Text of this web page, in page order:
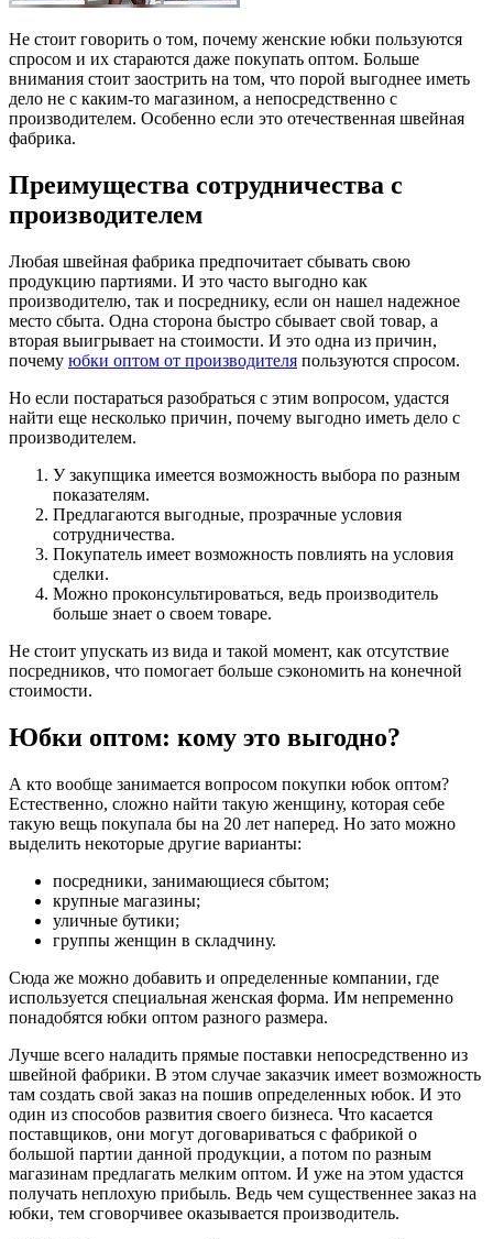
Не стоит говорить о том, почему женские юбки пользуются
спросом и их стараются даже покупать оптом. Больше
внимания стоит заострить на том, что порой выгоднее иметь
дело не с каким-то магазином, а непосредственно с
производителем. Особенно если это отечественная швейная
фабрика.
Преимущества сотрудничества с
производителем
Любая швейная фабрика предпочитает сбывать свою
продукцию партиями. И это часто выгодно как
производителю, так и посреднику, если он нашел надежное
место сбыта. Одна сторона быстро сбывает свой товар, а
вторая выигрывает на стоимости. И это одна из причин,
почему юбки оптом от производителя пользуются спросом.
Но если постараться разобраться с этим вопросом, удастся
найти еще несколько причин, почему выгодно иметь дело с
производителем.
У закупщика имеется возможность выбора по разным
показателям.
Предлагаются выгодные, прозрачные условия
сотрудничества.
Покупатель имеет возможность повлиять на условия
сделки.
Можно проконсультироваться, ведь производитель
больше знает о своем товаре.
Не стоит упускать из вида и такой момент, как отсутствие
посредников, что помогает больше сэкономить на конечной
стоимости.
Юбки оптом: кому это выгодно?
А кто вообще занимается вопросом покупки юбок оптом?
Естественно, сложно найти такую женщину, которая себе
такую вещь покупала бы на 20 лет наперед. Но зато можно
выделить некоторые другие варианты:
посредники, занимающиеся сбытом;
крупные магазины;
уличные бутики;
группы женщин в складчину.
Сюда же можно добавить и определенные компании, где
используется специальная женская форма. Им непременно
понадобятся юбки оптом разного размера.
Лучше всего наладить прямые поставки непосредственно из
швейной фабрики. В этом случае заказчик имеет возможность
там создать свой заказ на пошив определенных юбок. И это
один из способов развития своего бизнеса. Что касается
поставщиков, они могут договариваться с фабрикой о
большой партии данной продукции, а потом по разным
магазинам предлагать мелким оптом. И уже на этом удастся
получать неплохую прибыль. Ведь чем существеннее заказ на
юбки, тем сговорчивее оказывается производитель.